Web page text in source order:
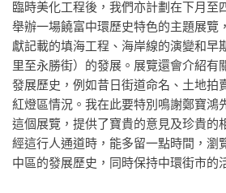
臨時美化工程後，我們亦計劃在下月至
舉辦一場饒富中環歷史特色的主題展覽
獻記載的填海工程、海岸線的演變和早
里至永勝街）的發展。展覽還會介紹有
發展歷史，例如昔日街道命名、土地拍
紅燈區情況。我在此要特別鳴謝鄭寶鴻
這個展覽，提供了寶貴的意見及珍貴的
經這行人通道時，能多留一點時間，瀏
中區的發展歷史，同時保持中環街市的